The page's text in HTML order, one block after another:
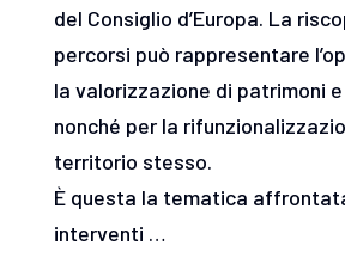
del Consiglio d’Europa. La
percorsi può rappresentare
la valorizzazione di patrimoni
nonché per la
territorio stesso.
È questa la tematica
interventi …